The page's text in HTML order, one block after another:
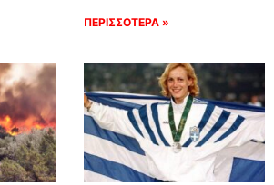
ΠΕΡΙΣΣΟΤΕΡΑ »